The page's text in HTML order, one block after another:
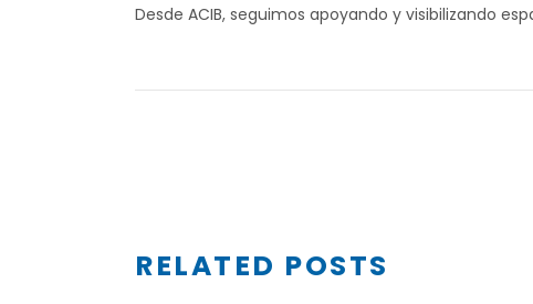
Desde ACIB, seguimos apoyando y visibilizando
RELATED POSTS